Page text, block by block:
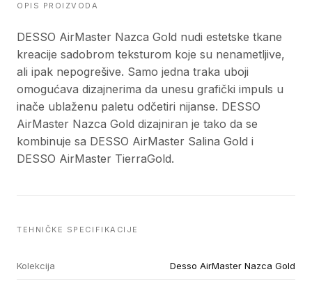
OPIS PROIZVODA
DESSO AirMaster Nazca Gold nudi estetske tkane
kreacije sadobrom teksturom koje su nenametljive,
ali ipak nepogrešive. Samo jedna traka uboji
omogućava dizajnerima da unesu grafički impuls u
inače ublaženu paletu odčetiri nijanse. DESSO
AirMaster Nazca Gold dizajniran je tako da se
kombinuje sa DESSO AirMaster Salina Gold i
DESSO AirMaster TierraGold.
TEHNIČKE SPECIFIKACIJE
Kolekcija Desso AirMaster Nazca Gold